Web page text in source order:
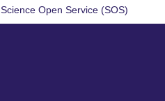
Science Open Service (SOS)